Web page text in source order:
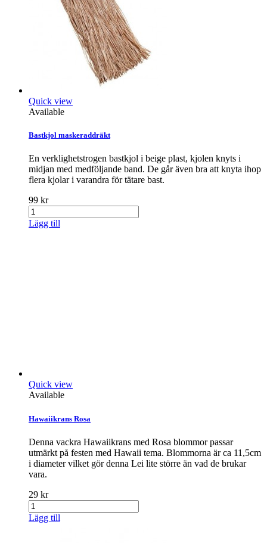
Quick view
Available
Bastkjol maskeraddräkt
En verklighetstrogen bastkjol i beige plast, kjolen knyts i
midjan med medföljande band. De går även bra att knyta ihop
flera kjolar i varandra för tätare bast.
99 kr
Lägg till
Quick view
Available
Hawaiikrans Rosa
Denna vackra Hawaiikrans med Rosa blommor passar
utmärkt på festen med Hawaii tema. Blommorna är ca 11,5cm
i diameter vilket gör denna Lei lite större än vad de brukar
vara.
29 kr
Lägg till